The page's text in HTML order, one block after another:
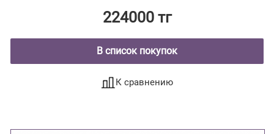
224000 тг
В список покупок
К сравнению